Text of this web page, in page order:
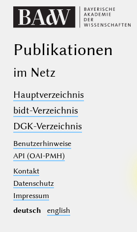
Publikationen
im Netz
Hauptverzeichnis
bidt-Verzeichnis
DGK-Verzeichnis
Benutzerhinweise
API (OAI-PMH)
Kontakt
Datenschutz
Impressum
deutsch
english